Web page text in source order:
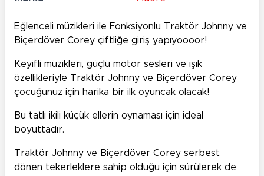
Eğlenceli müzikleri ile Fonksiyonlu Traktör Johnny ve
Biçerdöver Corey çiftliğe giriş yapıyoooor!
Keyifli müzikleri, güçlü motor sesleri ve ışık
özellikleriyle Traktör Johnny ve Biçerdöver Corey
çocuğunuz için harika bir ilk oyuncak olacak!
Bu tatlı ikili küçük ellerin oynaması için ideal
boyuttadır.
Traktör Johnny ve Biçerdöver Corey serbest
dönen tekerleklere sahip olduğu için sürülerek de